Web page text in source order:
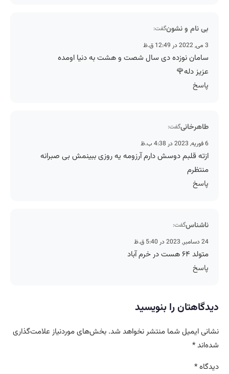
بی نام و نشونگفت:
3 می, 2022 در 12:49 ق.ظ
سامان نوزده دی سال شصت و هشت به دنیا اومده
عزیز دله🌹
پاسخ
طاهرخانیگفت:
6 فوریه, 2023 در 4:38 ب.ظ
ازته قلبم دوسش دارم آرزومه یه روزی ببینمش بی صبرانه
منتظرم
پاسخ
ناشناسگفت:
24 دسامبر, 2023 در 5:40 ق.ظ
متولد ۶۴ هست در خرم آباد
پاسخ
دیدگاهتان را بنویسید
نشانی ایمیل شما منتشر نخواهد شد. بخش‌های موردنیاز علامت‌گذاری
شده‌اند*
دیدگاه*